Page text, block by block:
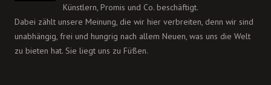
Künstlern, Promis und Co. beschäftigt.
Dabei zählt unsere Meinung, die wir hier verbreiten, denn wir sind
unabhängig, frei und hungrig nach allem Neuen, was uns die Welt
zu bieten hat. Sie liegt uns zu Füßen.